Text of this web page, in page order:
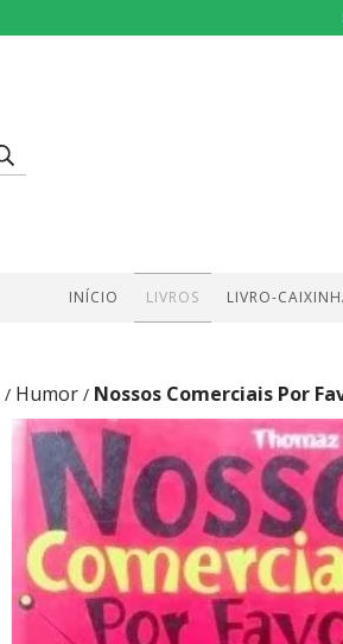
INÍCIO LIVROS LIVRO-
/ Humor / Nossos Comerciais Por